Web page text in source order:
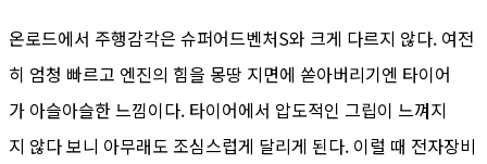
온로드에서 주행감각은 슈퍼어드벤처S와 크게 다르지 않다. 여전
히 엄청 빠르고 엔진의 힘을 몽땅 지면에 쏟아버리기엔 타이어
가 아슬아슬한 느낌이다. 타이어에서 압도적인 그립이 느껴지
지 않다 보니 아무래도 조심스럽게 달리게 된다. 이럴 때 전자장비